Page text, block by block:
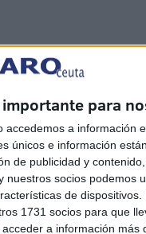
para
accedemos a información
únicos e información
de publicidad y
nuestros socios podemos
de
1731 socios para que
a información más
y generó una
lasautoridades locales